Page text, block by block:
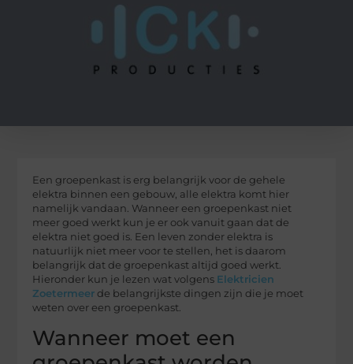
Een groepenkast is erg belangrijk voor de gehele
elektra binnen een gebouw, alle elektra komt hier
namelijk vandaan. Wanneer een groepenkast niet
meer goed werkt kun je er ook vanuit gaan dat de
elektra niet goed is. Een leven zonder elektra is
natuurlijk niet meer voor te stellen, het is daarom
belangrijk dat de groepenkast altijd goed werkt.
Hieronder kun je lezen wat volgens Elektricien
Zoetermeer de belangrijkste dingen zijn die je moet
weten over een groepenkast.
Wanneer moet een